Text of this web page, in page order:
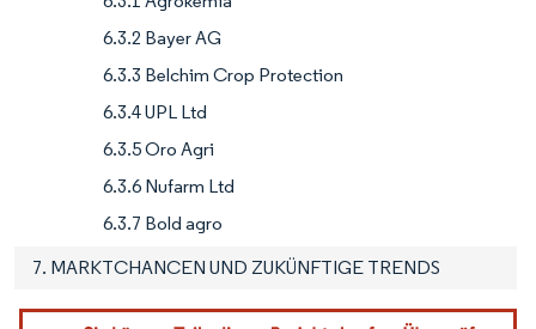
6.3.2 Bayer AG
6.3.3 Belchim Crop Protection
6.3.4 UPL Ltd
6.3.5 Oro Agri
6.3.6 Nufarm Ltd
6.3.7 Bold agro
7. MARKTCHANCEN UND ZUKÜNFTIGE TRENDS